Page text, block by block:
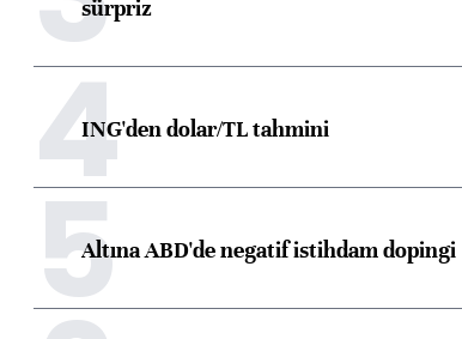
sürpriz
4ING'den dolar/TL tahmini
5Altına ABD'de negatif istihdam dopingi